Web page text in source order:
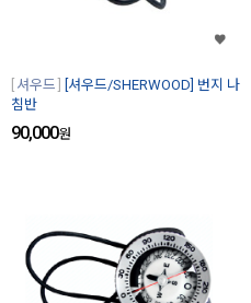
셔우드
[셔우드/SHERWOOD] 번지 나
침반
90,000원